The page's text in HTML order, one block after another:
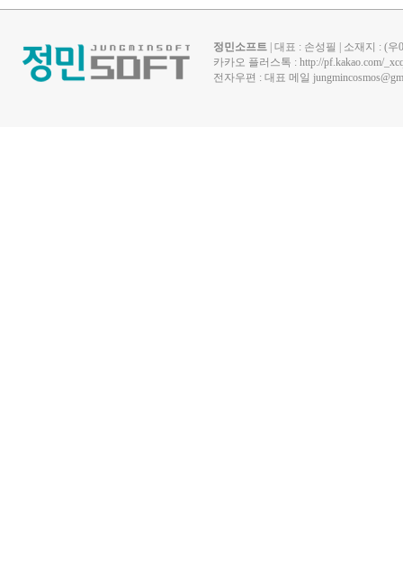
정민소프트 | 대표 : 손성필 | 소재지 : (
카카오 플러스톡 : http://pf.kakao.com/
전자우편 : 대표 메일